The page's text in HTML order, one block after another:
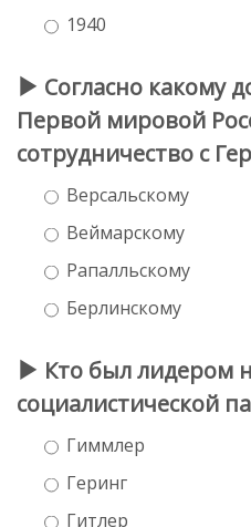
1940
Согласно какому
Первой мировой
сотрудничество с
Версальскому
Веймарскому
Рапалльскому
Берлинскому
Кто был лидером
социалистической
Гиммлер
Геринг
Гитлер